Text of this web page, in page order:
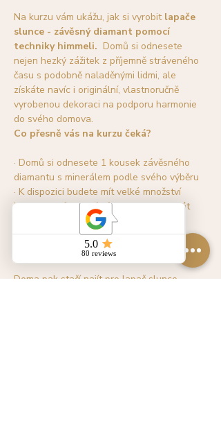
Na kurzu vám ukážu, jak si vyrobit lapače
slunce - závěsný diamant pomocí
techniky himmeli. Domů si odnesete
nejen hezký zážitek z příjemně stráveného
času s podobně naladěnými lidmi, ale
získáte navíc i originální, vlastnoručně
vyrobenou dekoraci na podporu harmonie
do svého domova.
Co přesně vás na kurzu čeká?
· Domů si odnesete 1 kousek závěsného
diamantu s minerálem podle svého výběru
· K dispozici budete mít velké množství
komponentů a korálků, abyste mohli dát
průchod své vlastní fantazii.
· Naučím vás jednoduchou techniku
ketlování a práci s trubičkami Himmeli
Doma pak stačí najít pro lapač slunce